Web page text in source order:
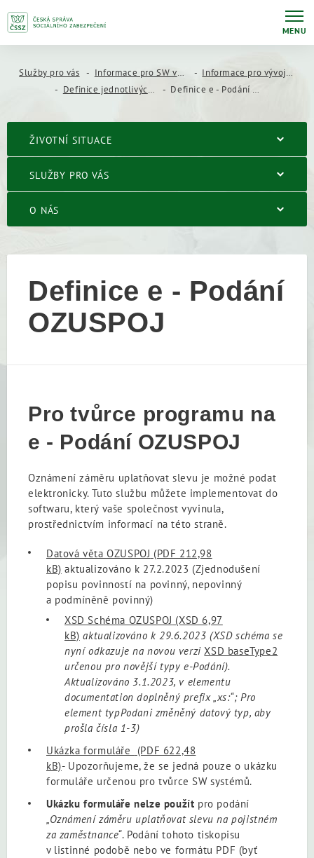
MENU
Služby pro vás Informace pro SW vývojáře
Informace pro vývojáře mzdových a personálních systémů
Definice jednotlivých druhů e - Podání
Definice e - Podání OZUSPOJ
ŽIVOTNÍ SITUACE
SLUŽBY PRO VÁS
O NÁS
Definice e - Podání
OZUSPOJ
Pro tvůrce programu na
e - Podání OZUSPOJ
Oznámení záměru uplatňovat slevu je možné podat
elektronicky. Tuto službu můžete implementovat do
softwaru, který vaše společnost vyvinula,
prostřednictvím informací na této straně.
Datová věta OZUSPOJ (PDF 212,98
kB) aktualizováno k 27.2.2023 (Zjednodušení
popisu povinností na povinný, nepovinný
a podmíněně povinný)
XSD Schéma OZUSPOJ (XSD 6,97
kB) aktualizováno k 29.6.2023 (XSD schéma se
nyní odkazuje na novou verziXSD baseType2
určenou pro novější typy e-Podání).
Aktualizováno 3.1.2023, v elementu
documentation doplněný prefix „xs:“; Pro
element typPodani změněný datový typ, aby
prošla čísla 1-3)
Ukázka formuláře
(PDF 622,48
kB)- Upozorňujeme, že se jedná pouze o ukázku
formuláře určenou pro tvůrce SW systémů.
Ukázku formuláře nelze použít pro podání
„Oznámení záměru uplatňovat slevu na pojistném
za zaměstnance“. Podání tohoto tiskopisu
v listinné podobě nebo ve formátu PDF (byť